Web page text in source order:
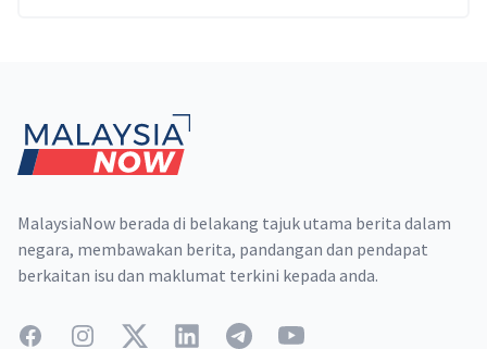
MalaysiaNow berada di belakang tajuk utama berita dalam
negara, membawakan berita, pandangan dan pendapat
berkaitan isu dan maklumat terkini kepada anda.
FacebookInstagramTwitterLinkedInTelegramYouTube